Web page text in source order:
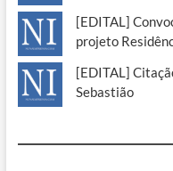
[EDITAL]
projeto
[EDITAL]
Sebastião